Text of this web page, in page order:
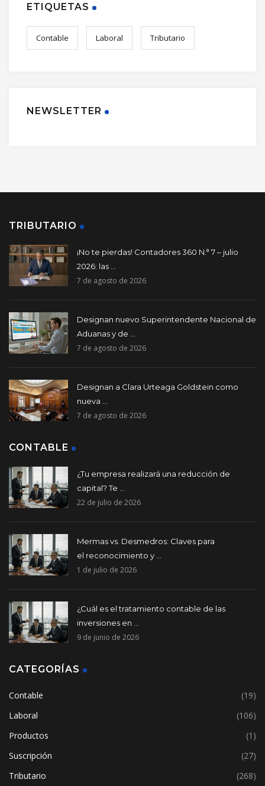
ETIQUETAS
Contable Laboral Tributario
NEWSLETTER
TRIBUTARIO
¡No te pierdas! Contadores 360 N.° 7 – julio
2026: las ...
7 de agosto de 2026
Designan nuevo Superintendente Nacional de
Aduanas y de ...
7 de agosto de 2026
Designan a Clara Urteaga Goldstein como
nueva ...
7 de agosto de 2026
CONTABLE
¿Tu empresa realizará una reducción de
capital? Te ...
22 de julio de 2026
Mermas vs. Desmedros: Claves para
el reconocimiento y ...
1 de julio de 2026
¿Cuál es el tratamiento contable de las
inversiones en ...
9 de junio de 2026
CATEGORÍAS
Contable
(19)
Laboral
(106)
Productos
(1)
Suscripción
(27)
Tributario
(268)